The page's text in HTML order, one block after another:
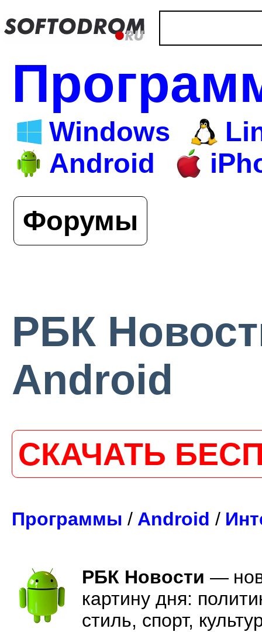
Windows
Android
Форумы
РБК
Android
СКАЧАТЬ
Программы / Android /
РБК Новости —
картину дня:
стиль, спорт,